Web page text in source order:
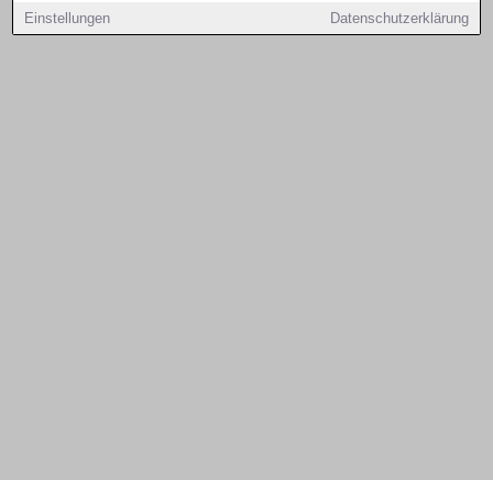
Einstellungen Datenschutzerklärung
Copyright © 2000 - 2026 | 1A Infosysteme GmbH | Content by: 1a-sites-autos